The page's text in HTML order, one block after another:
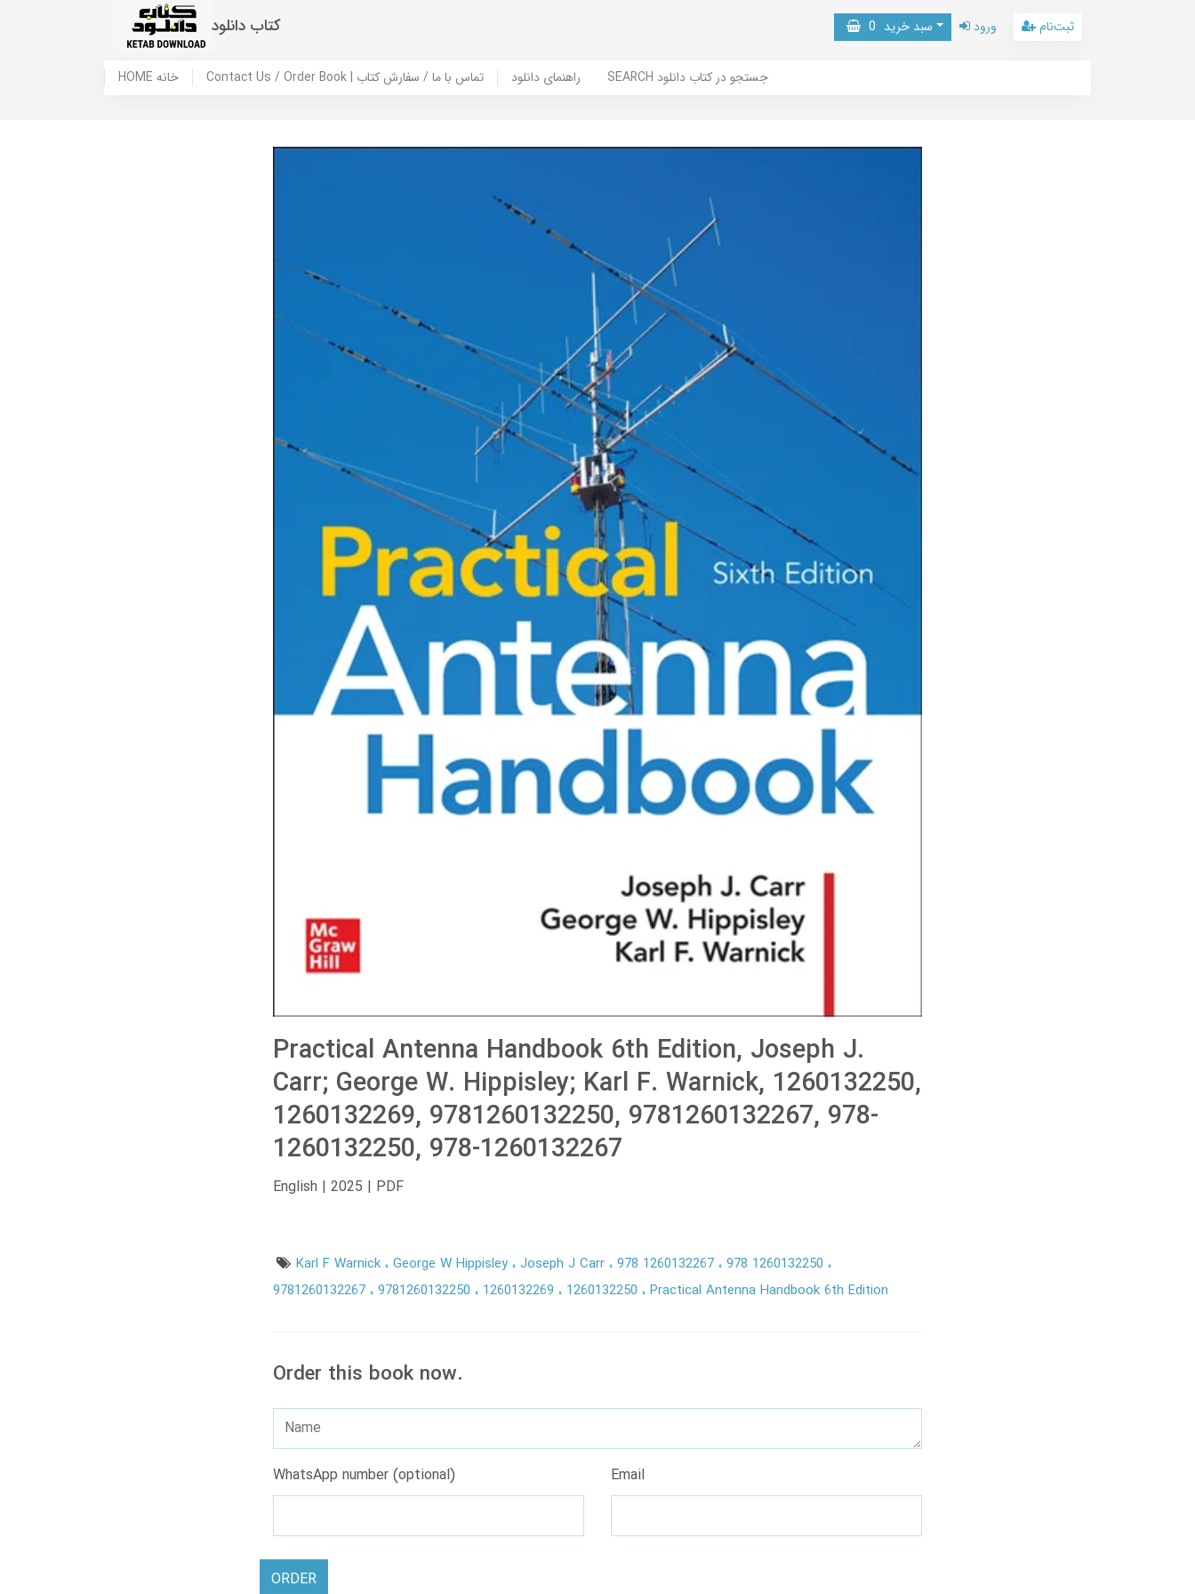
کتاب دانلود سبد خرید 0 ورود ثبت‌نام
HOME خانه Contact Us / Order Book | تماس با ما / سفارش کتاب راهنمای دانلود SEARCH جستجو در کتاب دانلود
Practical Antenna Handbook 6th Edition, Joseph J.
Carr; George W. Hippisley; Karl F. Warnick, 1260132250,
1260132269, 9781260132250, 9781260132267, 978-
1260132250, 978-1260132267
English | 2025 | PDF
Karl F Warnick George W Hippisley Joseph J Carr 978 1260132267 978 1260132250
9781260132267 9781260132250 1260132269 1260132250 Practical Antenna Handbook 6th Edition
Order this book now.
WhatsApp number (optional) Email
ORDER